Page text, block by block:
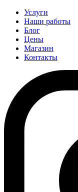
Услуги
Наши работы
Блог
Цены
Магазин
Контакты